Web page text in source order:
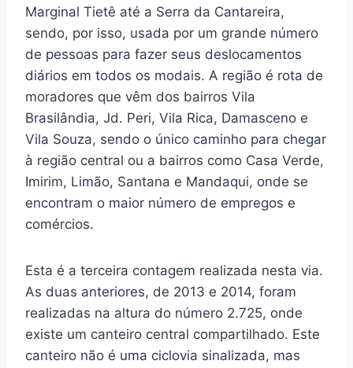
Marginal Tietê até a Serra da Cantareira,
sendo, por isso, usada por um grande número
de pessoas para fazer seus deslocamentos
diários em todos os modais. A região é rota de
moradores que vêm dos bairros Vila
Brasilândia, Jd. Peri, Vila Rica, Damasceno e
Vila Souza, sendo o único caminho para chegar
à região central ou a bairros como Casa Verde,
Imirim, Limão, Santana e Mandaqui, onde se
encontram o maior número de empregos e
comércios.
Esta é a terceira contagem realizada nesta via.
As duas anteriores, de 2013 e 2014, foram
realizadas na altura do número 2.725, onde
existe um canteiro central compartilhado. Este
canteiro não é uma ciclovia sinalizada, mas